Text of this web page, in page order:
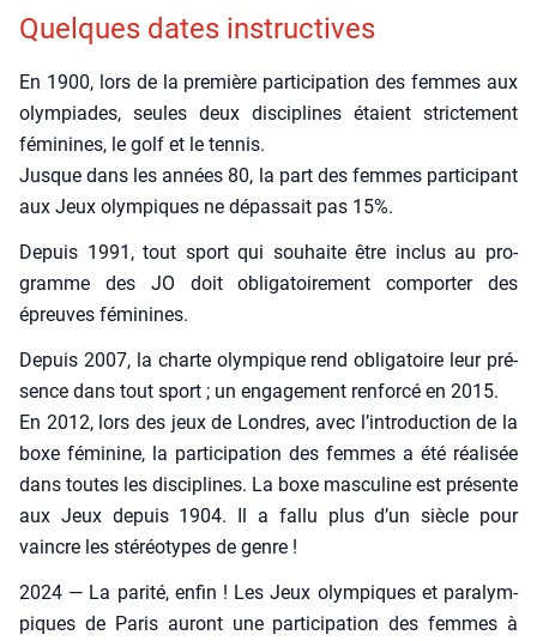
Quelques dates ins­truc­tives
En 1900, lors de la pre­mière par­ti­ci­pa­tion des femmes aux
olym­piades, seules deux dis­ci­plines étaient stric­te­ment
fémi­nines, le golf et le ten­nis.
Jusque dans les années 80, la part des femmes par­ti­ci­pant
aux Jeux olym­piques ne dépas­sait pas 15%.
Depuis 1991, tout sport qui sou­haite être inclus au pro­
gramme des JO doit obli­ga­toi­re­ment com­por­ter des
épreuves fémi­nines.
Depuis 2007, la charte olym­pique rend obli­ga­toire leur pré­
sence dans tout sport ; un enga­ge­ment ren­for­cé en 2015.
En 2012, lors des jeux de Londres, avec l’introduction de la
boxe fémi­nine, la par­ti­ci­pa­tion des femmes a été réa­li­sée
dans toutes les dis­ci­plines. La boxe mas­cu­line est pré­sente
aux Jeux depuis 1904. Il a fal­lu plus d’un siècle pour
vaincre les sté­réo­types de genre !
2024 — La pari­té, enfin ! Les Jeux olym­piques et para­lym­
piques de Paris auront une par­ti­ci­pa­tion des femmes à